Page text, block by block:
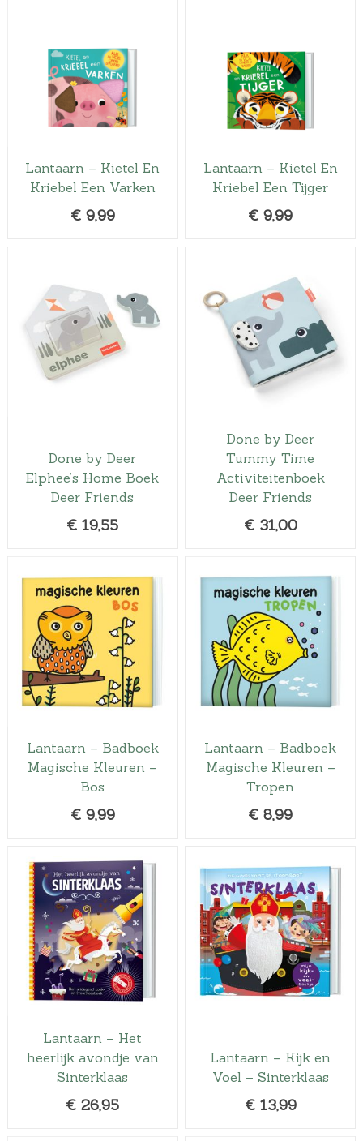
Lantaarn – Kietel En
Kriebel Een Varken
€ 9,99
Lantaarn – Kietel En
Kriebel Een Tijger
€ 9,99
Done by Deer
Elphee’s Home Boek
Deer Friends
€ 19,55
Done by Deer
Tummy Time
Activiteitenboek
Deer Friends
€ 31,00
Lantaarn – Badboek
Magische Kleuren –
Bos
€ 9,99
Lantaarn – Badboek
Magische Kleuren –
Tropen
€ 8,99
Lantaarn – Het
heerlijk avondje van
Sinterklaas
€ 26,95
Lantaarn – Kijk en
Voel – Sinterklaas
€ 13,99